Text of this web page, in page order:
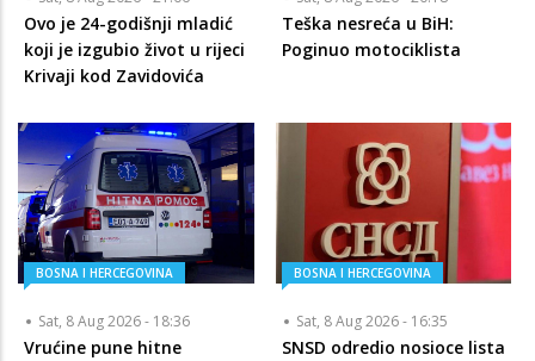
Ovo je 24-godišnji mladić
koji je izgubio život u rijeci
Krivaji kod Zavidovića
Teška nesreća u BiH:
Poginuo motociklista
BOSNA I HERCEGOVINA
Sat, 8 Aug 2026 - 18:36
Vrućine pune hitne
BOSNA I HERCEGOVINA
Sat, 8 Aug 2026 - 16:35
SNSD odredio nosioce lista